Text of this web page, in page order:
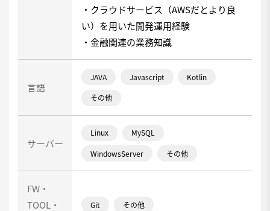
・クラウドサービス（AWSだとより良
い）を用いた開発運用経験
・金融関連の業務知識
言語
JAVA Javascript Kotlin
その他
サーバー
Linux MySQL
WindowsServer その他
FW・
TOOL・
Git その他